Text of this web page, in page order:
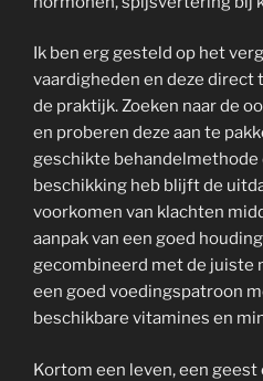
Ik ben erg gesteld op het
vaardigheden en deze direct
de praktijk. Zoeken naar de
en proberen deze aan te
geschikte behandelmethode
beschikking heb blijft de
voorkomen van klachten
aanpak van een goed
gecombineerd met de juiste
een goed voedingspatroon
beschikbare vitamines en
Kortom een leven, een geest